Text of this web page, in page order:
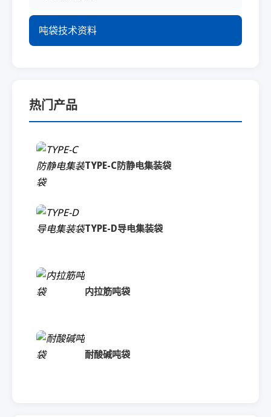
吨袋技术资料
热门产品
TYPE-C防静电集装袋
TYPE-D导电集装袋
内拉筋吨袋
耐酸碱吨袋